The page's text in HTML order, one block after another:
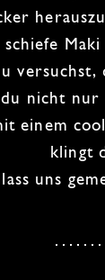
Maki
versuchst,
nicht nur
einem
klingt
uns